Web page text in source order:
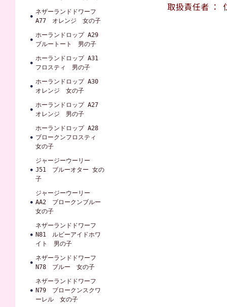
ネザーランドドワーフ
A77 オレンジ 女の子
ホーランドロップ A29
ブルートート 男の子
ホーランドロップ A31
フロスティ 男の子
ホーランドロップ A30
オレンジ 女の子
ホーランドロップ A27
オレンジ 男の子
ホーランドロップ A28
ブロークンフロスティ
女の子
ジャージーウーリー
J51 ブルーオター 女の
子
ジャージーウーリー
AA2 ブロークンブルー
女の子
ネザーランドドワーフ
N81 ルビーアイドホワ
イト 男の子
ネザーランドドワーフ
N78 ブルー 女の子
ネザーランドドワーフ
N79 ブロークンスクワ
ーレル 女の子